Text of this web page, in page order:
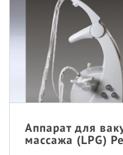
Аппарат для
массажа (LPG)